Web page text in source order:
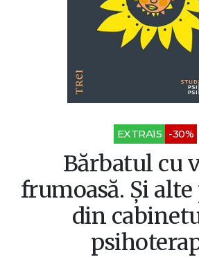
EXTRA15 -30%
Bărbatul cu
frumoasă. Și
din